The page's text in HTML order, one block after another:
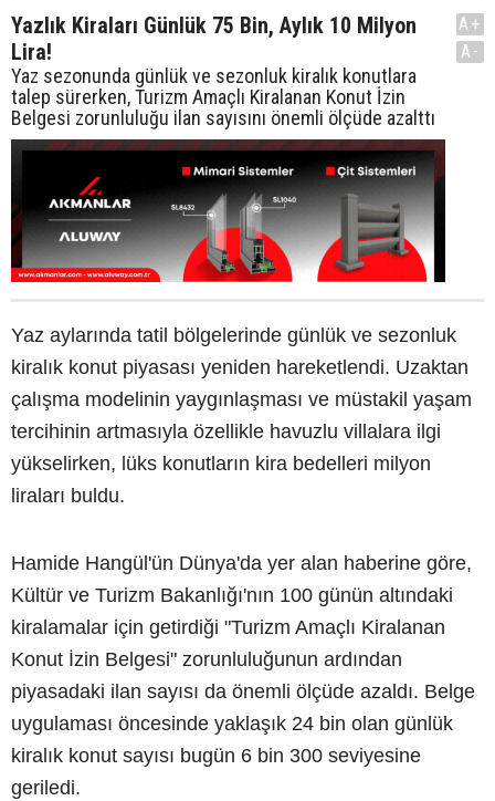
Yazlık Kiraları Günlük 75 Bin, Aylık 10 Milyon
Lira!
Yaz sezonunda günlük ve sezonluk kiralık konutlara
talep sürerken, Turizm Amaçlı Kiralanan Konut İzin
Belgesi zorunluluğu ilan sayısını önemli ölçüde azalttı
A+
A-
Yaz aylarında tatil bölgelerinde günlük ve sezonluk
kiralık konut piyasası yeniden hareketlendi. Uzaktan
çalışma modelinin yaygınlaşması ve müstakil yaşam
tercihinin artmasıyla özellikle havuzlu villalara ilgi
yükselirken, lüks konutların kira bedelleri milyon
liraları buldu.
Hamide Hangül'ün Dünya'da yer alan haberine göre,
Kültür ve Turizm Bakanlığı'nın 100 günün altındaki
kiralamalar için getirdiği "Turizm Amaçlı Kiralanan
Konut İzin Belgesi" zorunluluğunun ardından
piyasadaki ilan sayısı da önemli ölçüde azaldı. Belge
uygulaması öncesinde yaklaşık 24 bin olan günlük
kiralık konut sayısı bugün 6 bin 300 seviyesine
geriledi.